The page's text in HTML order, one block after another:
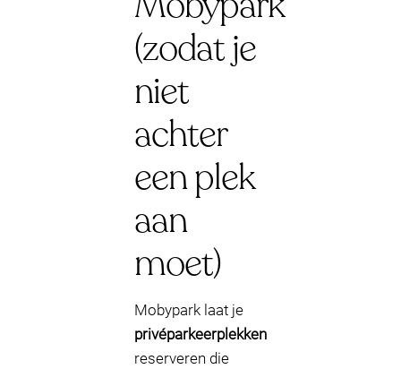
(zodat je
niet
achter
een plek
aan
moet)
Mobypark laat je
privéparkeerplekken
reserveren die